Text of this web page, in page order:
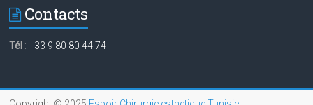
Contacts
Tél :+33 9 80 80 44 74